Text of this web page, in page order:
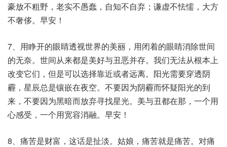
豪放不粗野，老实不愚蠢，自知不自弃；谦虚不怯懦，大方
不奢侈。早安！
7、用睁开的眼睛透视世界的美丽，用闭着的眼睛消除世间
的无奈。世间从来都是美好与丑恶并存。我们无法从根本上
改变它们，但是可以选择靠近或者远离。阳光需要穿透阴
霾，星辰总是镶嵌在夜空。不要因为阴霾而怀疑阳光的到
来，不要因为黑暗而放弃寻找星光。美与丑都在那，一个用
心感受，一个用宽容消融。早安！
8、痛苦是财富，这话是扯淡。姑娘，痛苦就是痛苦。对痛